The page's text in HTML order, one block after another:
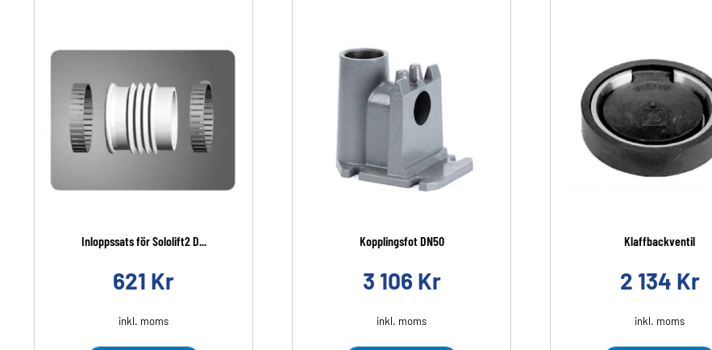
Inloppssats för Sololift2 D...
621 Kr
inkl. moms
Kopplingsfot DN50
3 106 Kr
inkl. moms
Klaffbackventil
2 134 Kr
inkl. moms